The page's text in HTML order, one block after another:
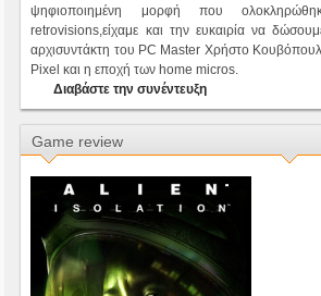
ψηφιοποιημένη μορφή που
retrovisions,είχαμε και την ευκαιρία να
αρχισυντάκτη του PC Master Χρήστο
Pixel και η εποχή των home micros.
Διαβάστε την συνέντευξη
Game review